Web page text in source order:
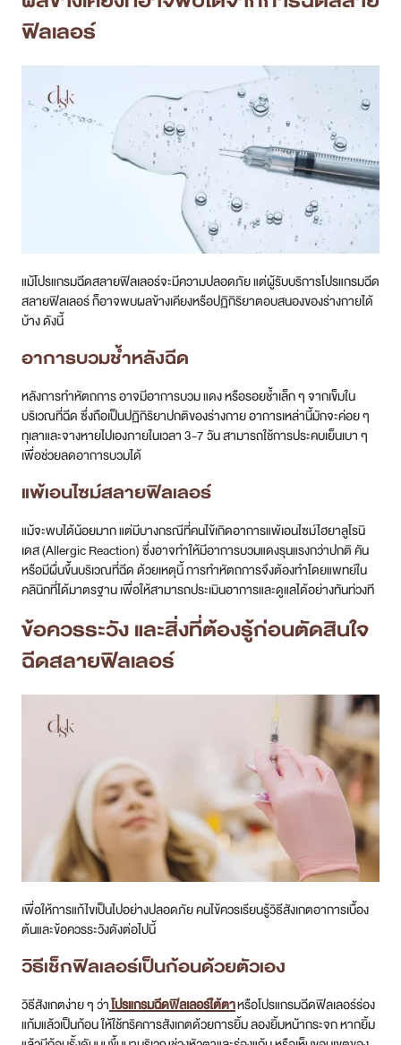
ฟิลเลอร์
แม้โปรแกรมฉีดสลายฟิลเลอร์จะมีความปลอดภัย แต่ผู้รับบริการโปรแกรมฉีด
สลายฟิลเลอร์ ก็อาจพบผลข้างเคียงหรือปฏิกิริยาตอบสนองของร่างกายได้
บ้าง ดังนี้
อาการบวมช้ำหลังฉีด
หลังการทำหัตถการ อาจมีอาการบวม แดง หรือรอยช้ำเล็ก ๆ จากเข็มใน
บริเวณที่ฉีด ซึ่งถือเป็นปฏิกิริยาปกติของร่างกาย อาการเหล่านี้มักจะค่อย ๆ
ทุเลาและจางหายไปเองภายในเวลา 3-7 วัน สามารถใช้การประคบเย็นเบา ๆ
เพื่อช่วยลดอาการบวมได้
แพ้เอนไซม์สลายฟิลเลอร์
แม้จะพบได้น้อยมาก แต่มีบางกรณีที่คนไข้เกิดอาการแพ้เอนไซม์ไฮยาลูโรนิ
เดส (Allergic Reaction) ซึ่งอาจทำให้มีอาการบวมแดงรุนแรงกว่าปกติ คัน
หรือมีผื่นขึ้นบริเวณที่ฉีด ด้วยเหตุนี้ การทำหัตถการจึงต้องทำโดยแพทย์ใน
คลินิกที่ได้มาตรฐาน เพื่อให้สามารถประเมินอาการและดูแลได้อย่างทันท่วงที
ข้อควรระวัง และสิ่งที่ต้องรู้ก่อนตัดสินใจ
ฉีดสลายฟิลเลอร์
เพื่อให้การแก้ไขเป็นไปอย่างปลอดภัย คนไข้ควรเรียนรู้วิธีสังเกตอาการเบื้อง
ต้นและข้อควรระวังดังต่อไปนี้
วิธีเช็กฟิลเลอร์เป็นก้อนด้วยตัวเอง
วิธีสังเกตง่าย ๆ ว่าโปรแกรมฉีดฟิลเลอร์ใต้ตาหรือโปรแกรมฉีดฟิลเลอร์ร่อง
แก้มแล้วเป็นก้อน ให้ใช้ทริคการสังเกตด้วยการยิ้ม ลองยิ้มหน้ากระจก หากยิ้ม